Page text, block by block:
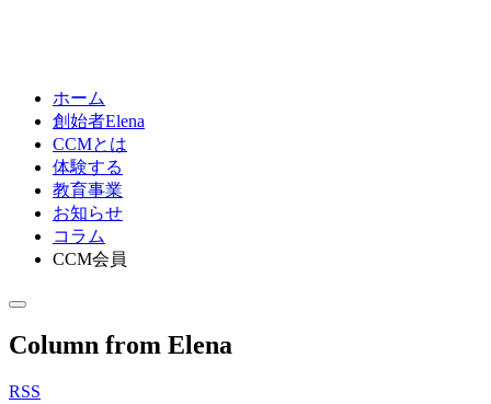
ホーム
創始者Elena
CCMとは
体験する
教育事業
お知らせ
コラム
CCM会員
Column from Elena
RSS